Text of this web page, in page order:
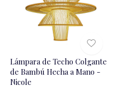
Lámpara de Techo Colgante
de Bambú Hecha a Mano -
Nicole